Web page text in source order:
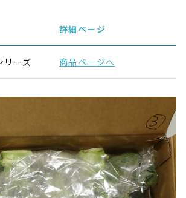
詳細ページ
リーズ 商品ページへ